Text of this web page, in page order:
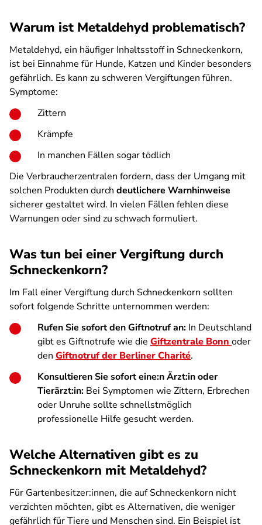
Warum ist Metaldehyd problematisch?
Metaldehyd, ein häufiger Inhaltsstoff in Schneckenkorn,
ist bei Einnahme für Hunde, Katzen und Kinder besonders
gefährlich. Es kann zu schweren Vergiftungen führen.
Symptome:
Zittern
Krämpfe
In manchen Fällen sogar tödlich
Die Verbraucherzentralen fordern, dass der Umgang mit
solchen Produkten durch deutlichere Warnhinweise
sicherer gestaltet wird. In vielen Fällen fehlen diese
Warnungen oder sind zu schwach formuliert.
Was tun bei einer Vergiftung durch
Schneckenkorn?
Im Fall einer Vergiftung durch Schneckenkorn sollten
sofort folgende Schritte unternommen werden:
Rufen Sie sofort den Giftnotruf an: In Deutschland
gibt es Giftnotrufe wie die Giftzentrale Bonn oder
den Giftnotruf der Berliner Charité.
Konsultieren Sie sofort eine:n Ärzt:in oder
Tierärzt:in: Bei Symptomen wie Zittern, Erbrechen
oder Unruhe sollte schnellstmöglich
professionelle Hilfe gesucht werden.
Welche Alternativen gibt es zu
Schneckenkorn mit Metaldehyd?
Für Gartenbesitzer:innen, die auf Schneckenkorn nicht
verzichten möchten, gibt es Alternativen, die weniger
gefährlich für Tiere und Menschen sind. Ein Beispiel ist